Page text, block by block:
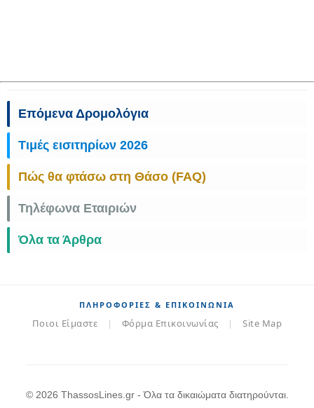
Επόμενα Δρομολόγια
Τιμές εισιτηρίων 2026
Πώς θα φτάσω στη Θάσο (FAQ)
Τηλέφωνα Εταιριών
Όλα τα Άρθρα
ΠΛΗΡΟΦΟΡΊΕΣ & ΕΠΙΚΟΙΝΩΝΊΑ
Ποιοι Είμαστε | Φόρμα Επικοινωνίας | Site Map
© 2026 ThassosLines.gr - Όλα τα δικαιώματα διατηρούνται.